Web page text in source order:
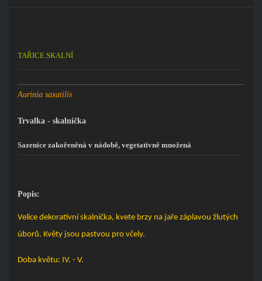
TAŘICE SKALNÍ
Aurinia saxatilis
Trvalka - skalnička
Sazenice zakořeněná v nádobě, vegetativně množená
Popis:
Velice dekorativní skalnička, kvete brzy na jaře záplavou žlutých
úborů. Květy jsou pastvou pro včely.
Doba květu: IV. - V.